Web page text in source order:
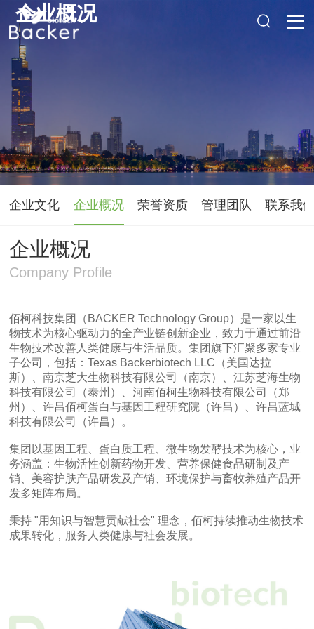
企业概况
企业文化 企业概况 荣誉资质 管理团队 联系我
企业概况
Company Profile
佰柯科技集团（BACKER Technology Group）是一家以生
物技术为核心驱动力的全产业链创新企业，致力于通过前沿
生物技术改善人类健康与生活品质。集团旗下汇聚多家专业
子公司，包括：Texas Backerbiotech LLC（美国达拉
斯）、南京芝大生物科技有限公司（南京）、江苏芝海生物
科技有限公司（泰州）、河南佰柯生物科技有限公司（郑
州）、许昌佰柯蛋白与基因工程研究院（许昌）、许昌蓝城
科技有限公司（许昌）。
集团以基因工程、蛋白质工程、微生物发酵技术为核心，业
务涵盖：生物活性创新药物开发、营养保健食品研制及产
销、美容护肤产品研发及产销、环境保护与畜牧养殖产品开
发多矩阵布局。
秉持 "用知识与智慧贡献社会" 理念，佰柯持续推动生物技术
成果转化，服务人类健康与社会发展。